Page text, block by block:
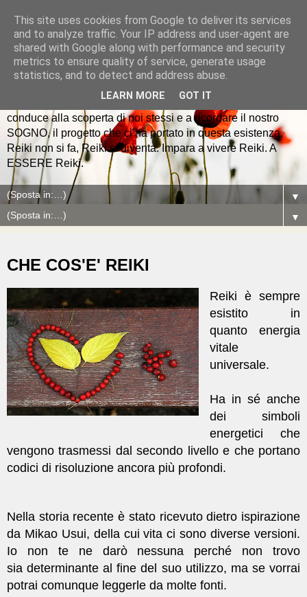
Io vivo REIKI
Reiki è la mappa dell'anima che giorno dopo giorno ci
conduce alla scoperta di noi stessi e a ricordare il nostro
SOGNO, il progetto che ci ha portato in questa esistenza.
Reiki non si fa, Reiki si diventa. Impara a vivere Reiki. A
ESSERE Reiki.
▼
▼
CHE COS'E' REIKI
Reiki è sempre
esistito in
quanto energia
vitale
universale.
Ha in sé anche
dei simboli
energetici che
vengono trasmessi dal secondo livello e che portano
codici di risoluzione ancora più profondi.
Nella storia recente è stato ricevuto dietro ispirazione
da Mikao Usui, della cui vita ci sono diverse versioni.
Io non te ne darò nessuna perché non trovo
sia determinante al fine del suo utilizzo, ma se vorrai
potrai comunque leggerle da molte fonti.
This site uses cookies from Google to deliver its services
and to analyze traffic. Your IP address and user-agent are
shared with Google along with performance and security
metrics to ensure quality of service, generate usage
statistics, and to detect and address abuse.
LEARN MORE GOT IT